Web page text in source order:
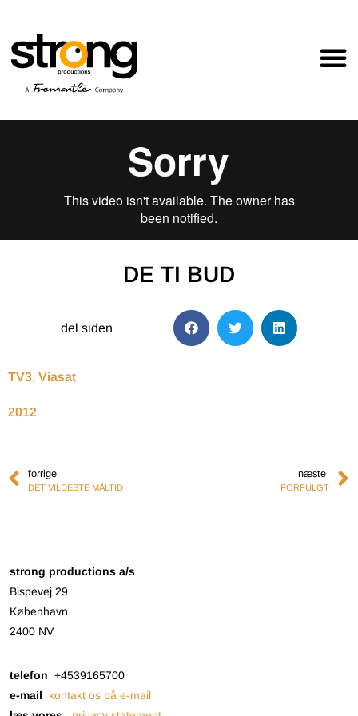
DE TI BUD
del siden
TV3, Viasat
2012
forrige
DET VILDESTE MÅLTID
næste
FORFULGT
strong productions a/s
Bispevej 29
København
2400 NV
telefon +4539165700
e-mail kontakt os på e-mail